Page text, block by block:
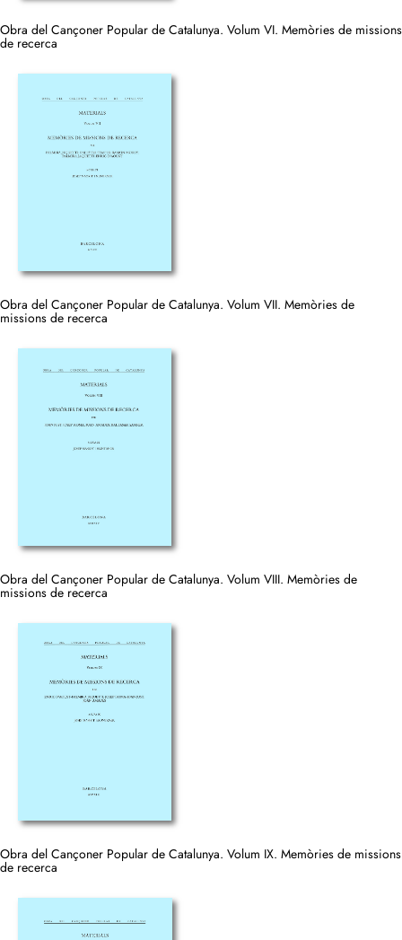
Obra del Cançoner Popular de Catalunya. Volum VI. Memòries de missions
de recerca
Obra del Cançoner Popular de Catalunya. Volum VII. Memòries de
missions de recerca
Obra del Cançoner Popular de Catalunya. Volum VIII. Memòries de
missions de recerca
Obra del Cançoner Popular de Catalunya. Volum IX. Memòries de missions
de recerca